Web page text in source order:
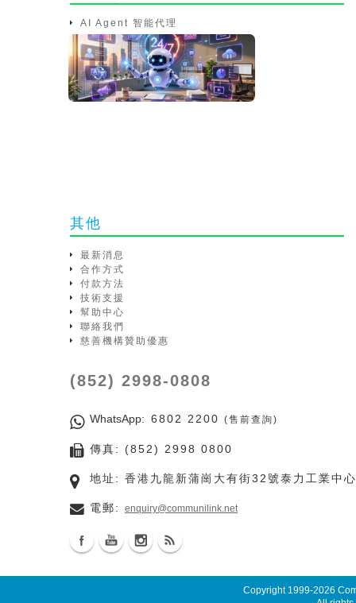
AI Agent 智能代理
其他
最新消息
合作方式
付款方法
技術支援
幫助中心
聯絡我們
慈善機構贊助優惠
(852) 2998-0808
WhatsApp: 6802 2200 (售前查詢)
傳真: (852) 2998 0800
地址: 香港九龍新蒲崗大有街32號泰力工業中
電郵: enquiry@communilink.net
Copyright 1999-2026